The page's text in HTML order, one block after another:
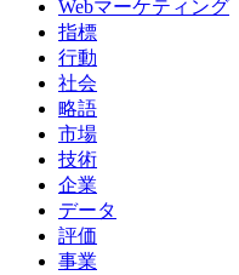
Webマーケティング
指標
行動
社会
略語
市場
技術
企業
データ
評価
事業